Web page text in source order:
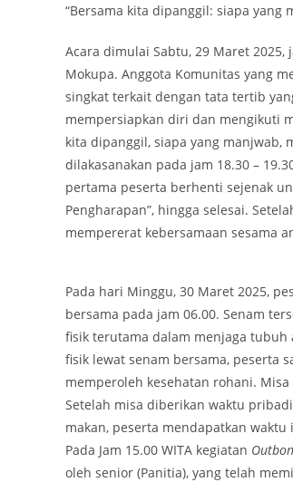
“Bersama kita dipanggil: siapa yang
Acara dimulai Sabtu, 29 Maret
Mokupa. Anggota Komunitas yang
singkat terkait dengan tata tertib
mempersiapkan diri dan mengikuti
kita dipanggil, siapa yang manjwab,
dilakasanakan pada jam 18.30 –
pertama peserta berhenti sejenak
Pengharapan”, hingga selesai.
mempererat kebersamaan sesama
Pada hari Minggu, 30 Maret 2025,
bersama pada jam 06.00. Senam
fisik terutama dalam menjaga tubuh
fisik lewat senam bersama, peserta
memperoleh kesehatan rohani.
Setelah misa diberikan waktu
makan, peserta mendapatkan
Pada Jam 15.00 WITA kegiatan
oleh senior (Panitia), yang telah